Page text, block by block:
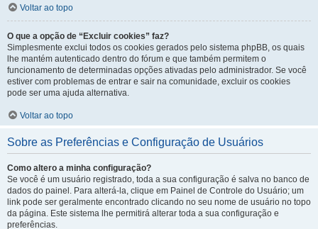
Voltar ao topo
O que a opção de “Excluir cookies” faz?
Simplesmente exclui todos os cookies gerados pelo sistema phpBB, os quais
lhe mantém autenticado dentro do fórum e que também permitem o
funcionamento de determinadas opções ativadas pelo administrador. Se você
estiver com problemas de entrar e sair na comunidade, excluir os cookies
pode ser uma ajuda alternativa.
Voltar ao topo
Sobre as Preferências e Configuração de Usuários
Como altero a minha configuração?
Se você é um usuário registrado, toda a sua configuração é salva no banco de
dados do painel. Para alterá-la, clique em Painel de Controle do Usuário; um
link pode ser geralmente encontrado clicando no seu nome de usuário no topo
da página. Este sistema lhe permitirá alterar toda a sua configuração e
preferências.